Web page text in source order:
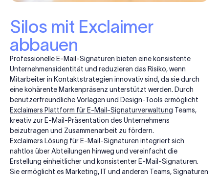
Silos mit Exclaimer
abbauen
Professionelle E-Mail-Signaturen bieten eine konsistente
Unternehmensidentität und reduzieren das Risiko, wenn
Mitarbeiter in Kontaktstrategien innovativ sind, da sie durch
eine kohärente Markenpräsenz unterstützt werden. Durch
benutzerfreundliche Vorlagen und Design-Tools ermöglicht
Exclaimers Plattform für E-Mail-Signaturverwaltung Teams,
kreativ zur E-Mail-Präsentation des Unternehmens
beizutragen und Zusammenarbeit zu fördern.
Exclaimers Lösung für E-Mail-Signaturen integriert sich
nahtlos über Abteilungen hinweg und vereinfacht die
Erstellung einheitlicher und konsistenter E-Mail-Signaturen.
Sie ermöglicht es Marketing, IT und anderen Teams, Signaturen